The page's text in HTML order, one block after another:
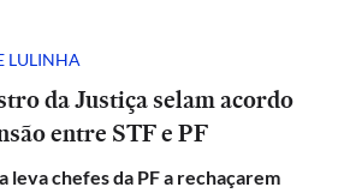
LULINHA
da Justiça selam acordo
entre STF e PF
leva chefes da PF a rechaçarem